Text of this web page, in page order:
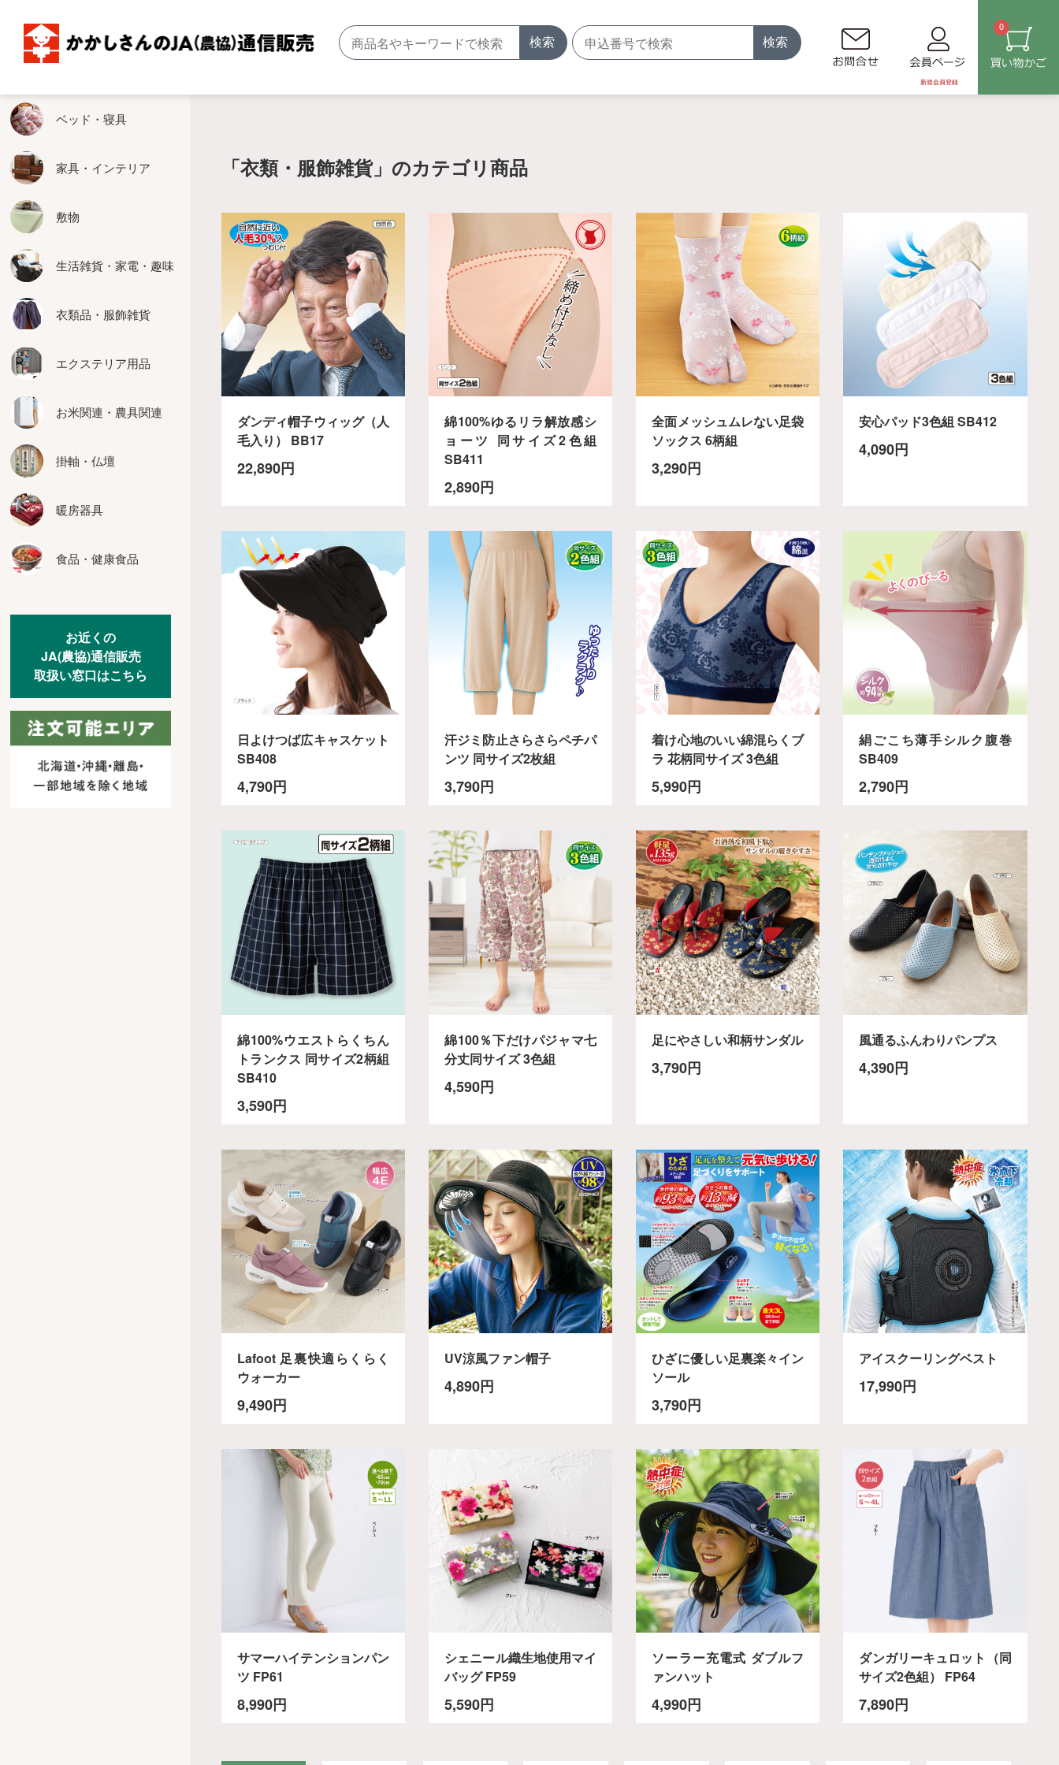
検索 検索
新規会員登録
0
「衣類・服飾雑貨」のカテゴリ商品
ダンディ帽子ウィッグ（人
毛入り） BB17
22,890円
綿100%ゆるリラ解放感シ
ョーツ 同サイズ2色組
SB411
2,890円
全面メッシュムレない足袋
ソックス 6柄組
3,290円
安心パッド3色組 SB412
4,090円
日よけつば広キャスケット
SB408
4,790円
汗ジミ防止さらさらペチパ
ンツ 同サイズ2枚組
3,790円
着け心地のいい綿混らくブ
ラ 花柄同サイズ 3色組
5,990円
絹ごこち薄手シルク腹巻
SB409
2,790円
綿100%ウエストらくちん
トランクス 同サイズ2柄組
SB410
3,590円
綿100％下だけパジャマ七
分丈同サイズ 3色組
4,590円
足にやさしい和柄サンダル
3,790円
風通るふんわりパンプス
4,390円
Lafoot 足裏快適らくらく
ウォーカー
9,490円
UV涼風ファン帽子
4,890円
ひざに優しい足裏楽々イン
ソール
3,790円
アイスクーリングベスト
17,990円
サマーハイテンションパン
ツ FP61
8,990円
シェニール織生地使用マイ
バッグ FP59
5,590円
ソーラー充電式 ダブルフ
ァンハット
4,990円
ダンガリーキュロット（同
サイズ2色組） FP64
7,890円
ベッド・寝具
ベッド
敷布団
その他の寝具
家具・インテリア
収納家具
座卓
ソファー
座椅子
座布団
インテリア用品
カーテン
敷物
い草
廊下敷
玄関マット
その他の敷物
生活雑貨・家電・趣味
健康
家電
キッチン用品
お掃除
衣類品・服飾雑貨
婦人服
服飾雑貨
エクステリア用品
物置
はしご
たてす
エクステリアその他
お米関連・農具関連
玄米保冷庫
精米機
その他お米関連
農具関連
掛軸・仏壇
掛軸
床の間関連
暖房器具
こたつ
その他暖房器具
食品・健康食品
食品
お近くの
JA(農協)通信販売
取扱い窓口はこちら